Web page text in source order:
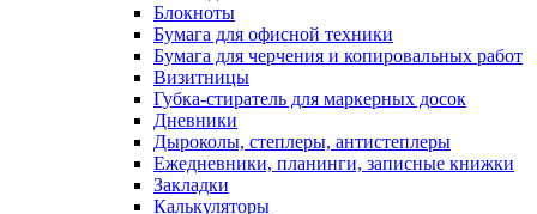
Блокноты
Бумага для офисной техники
Бумага для черчения и копировальных работ
Визитницы
Губка-стиратель для маркерных досок
Дневники
Дыроколы, степлеры, антистеплеры
Ежедневники, планинги, записные книжки
Закладки
Калькуляторы